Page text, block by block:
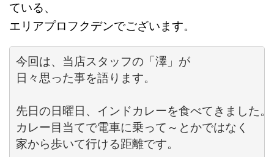
ている、
エリアプロフクデンでございます。
今回は、当店スタッフの「澤」が
日々思った事を語ります。
先日の日曜日、インドカレーを食べてきました。
カレー目当てで電車に乗って～とかではなく
家から歩いて行ける距離です。